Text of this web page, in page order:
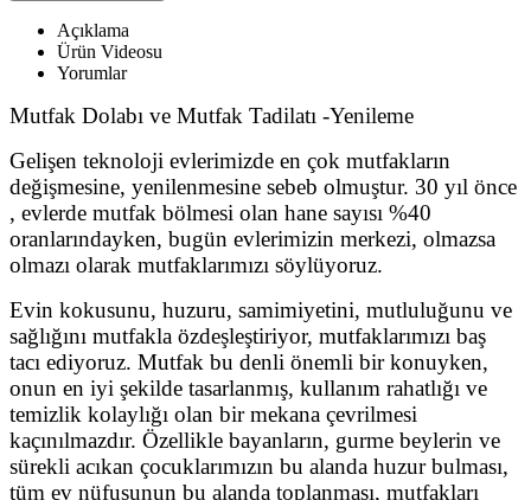
Açıklama
Ürün Videosu
Yorumlar
Mutfak Dolabı ve Mutfak Tadilatı -Yenileme
Gelişen teknoloji evlerimizde en çok mutfakların
değişmesine, yenilenmesine sebeb olmuştur. 30 yıl önce
, evlerde mutfak bölmesi olan hane sayısı %40
oranlarındayken, bugün evlerimizin merkezi, olmazsa
olmazı olarak mutfaklarımızı söylüyoruz.
Evin kokusunu, huzuru, samimiyetini, mutluluğunu ve
sağlığını mutfakla özdeşleştiriyor, mutfaklarımızı baş
tacı ediyoruz. Mutfak bu denli önemli bir konuyken,
onun en iyi şekilde tasarlanmış, kullanım rahatlığı ve
temizlik kolaylığı olan bir mekana çevrilmesi
kaçınılmazdır. Özellikle bayanların, gurme beylerin ve
sürekli acıkan çocuklarımızın bu alanda huzur bulması,
tüm ev nüfusunun bu alanda toplanması, mutfakları